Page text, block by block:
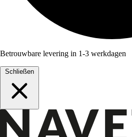
Betrouwbare levering in 1-3 werkdagen
Schließen